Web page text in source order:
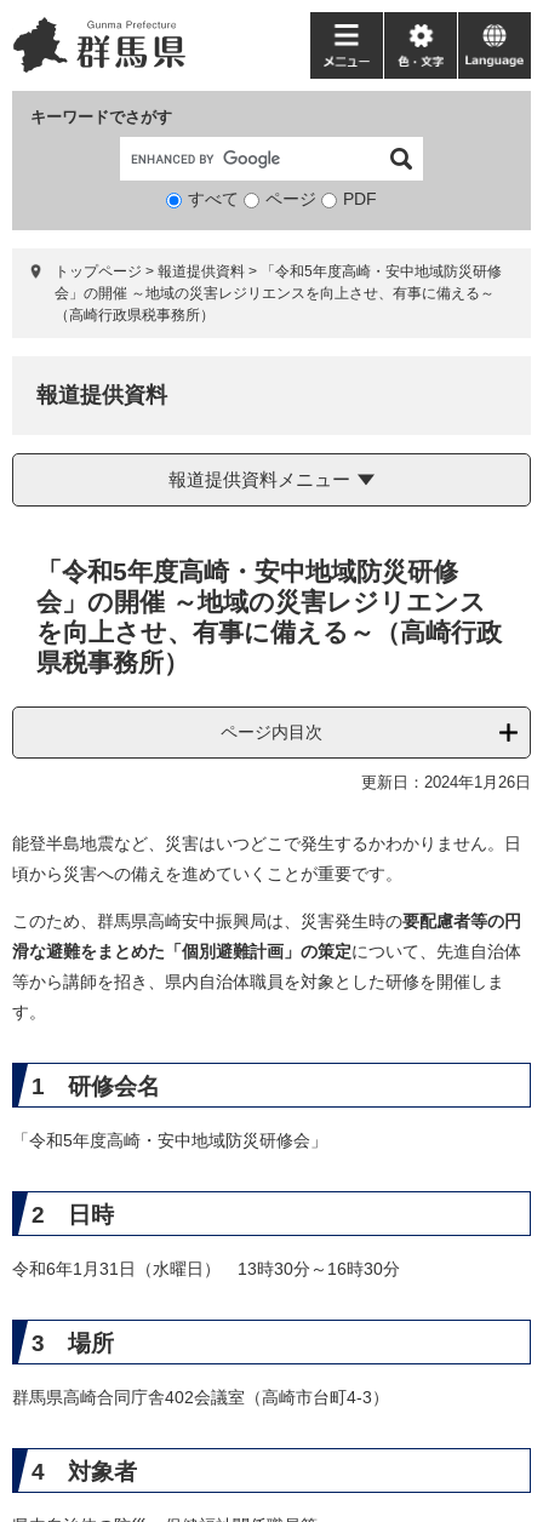
ー
ジ
ニ
ュ
て
キーワードでさがす
検
象
すべて ページ PDF
メ
ニ
ー
色・
文
language
トップページ > 報道提供資料 >
「令和5年度高崎・安中地域防災研修
会」の開催 ～地域の災害レジリエンスを向上させ、有事に備える～
（高崎行政県税事務所）
報道提供資料
報道提供資料メニュー
「令和5年度高崎・安中地域防災研修
会」の開催 ～地域の災害レジリエンス
を向上させ、有事に備える～（高崎行政
県税事務所）
ページ内目次
更新日：2024年1月26日
能登半島地震など、災害はいつどこで発生するかわかりません。日
頃から災害への備えを進めていくことが重要です。
このため、群馬県高崎安中振興局は、災害発生時の要配慮者等の円
滑な避難をまとめた「個別避難計画」の策定について、先進自治体
等から講師を招き、県内自治体職員を対象とした研修を開催しま
す。
1 研修会名
「令和5年度高崎・安中地域防災研修会」
2 日時
​令和6年1月31日（水曜日） 13時30分～16時30分
3 場所
群馬県高崎合同庁舎402会議室（高崎市台町4-3）
4 対象者